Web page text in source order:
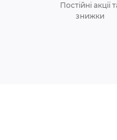
Постійні акції
знижки